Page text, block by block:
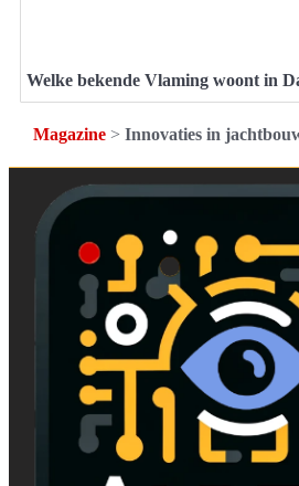
Welke bekende Vlaming woont in
Magazine > Innovaties in